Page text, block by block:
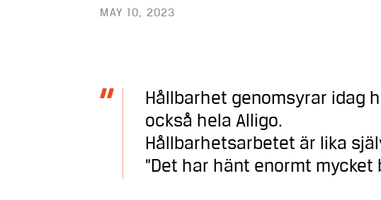
MAY 10, 2023
Hållbarhet genomsyrar idag
också hela Alligo.
Hållbarhetsarbetet är lika
”Det har hänt enormt mycket